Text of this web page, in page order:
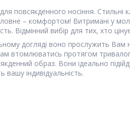
повсякденного носіння.
– комфортом! Витримані у
Відмінний вибір для тих, хто
догляді воно прослужить Вам
втомлюватись протягом
образ. Вони ідеально
вашу індивідуальність.